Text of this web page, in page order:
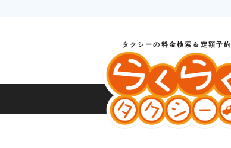
タクシーの料金検索＆定額予約